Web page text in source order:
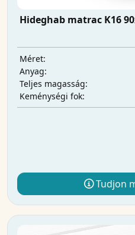
Hideghab matrac K16
Méret:
Anyag:
Teljes magasság:
Keménységi fok:
Tudjon